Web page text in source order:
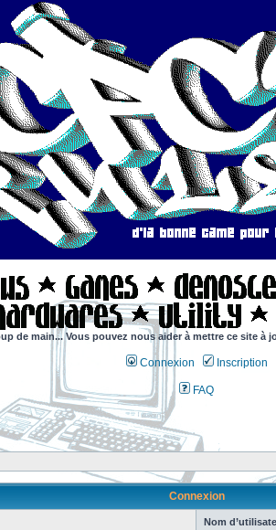
de main... Vous pouvez nous aider à mettre ce site à
Connexion Inscription
FAQ
Connexion
Nom